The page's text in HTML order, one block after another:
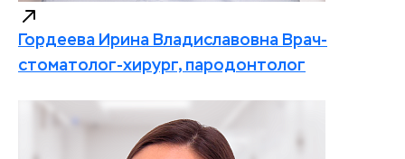
Гордеева Ирина Владиславовна Врач-
стоматолог-хирург, пародонтолог